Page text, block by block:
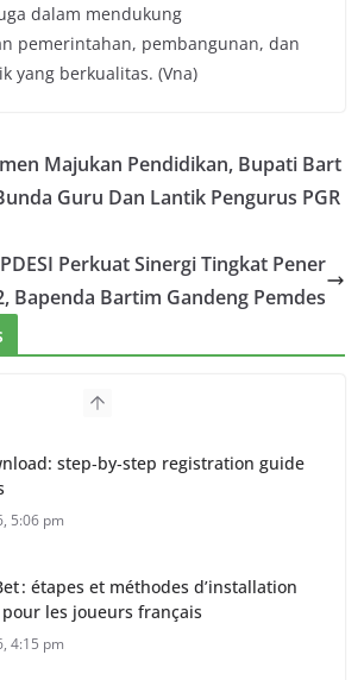
dalam mendukung
pemerintahan, pembangunan, dan
yang berkualitas. (Vna)
Majukan Pendidikan, Bupati Bart
Guru Dan Lantik Pengurus PGR
Perkuat Sinergi Tingkat Pener
Bapenda Bartim Gandeng Pemdes
step‑by‑step registration guide
5:06 pm
: étapes et méthodes d’installation
les joueurs français
4:15 pm